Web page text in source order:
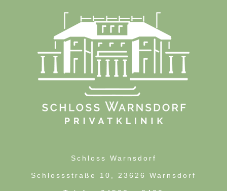
Schloss Warnsdorf
Schlossstraße 10, 23626 Warnsdorf